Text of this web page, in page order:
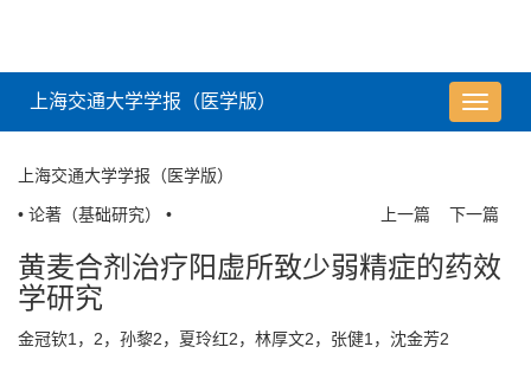
导
航
上海交通大学学报（医学版）
上海交通大学学报（医学版）
• 论著（基础研究） • 上一篇 下一篇
黄麦合剂治疗阳虚所致少弱精症的药效
学研究
金冠钦1，2，孙黎2，夏玲红2，林厚文2，张健1，沈金芳2